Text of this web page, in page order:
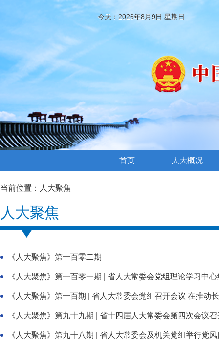
今天：2026年8月9日 星期日
首页 人大概况
当前位置： 人大聚焦
人大聚焦
《人大聚焦》第一百零二期
《人大聚焦》第一百零一期 | 省人大常委会党组理论学习中
《人大聚焦》第一百期 | 省人大常委会党组召开会议 在推动
《人大聚焦》第九十九期 | 省十四届人大常委会第四次会议召
《人大聚焦》第九十八期 | 省人大常委会及机关党组举行党